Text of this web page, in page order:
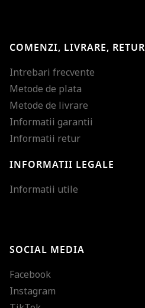
COMENZI, LIVRARE, RETUR
Intrebari frecvente
Metode de plata
Metode de livrare
Informatii garantii
Informatii retur
INFORMATII LEGALE
Informatii utile
SOCIAL MEDIA
Facebook
Instagram